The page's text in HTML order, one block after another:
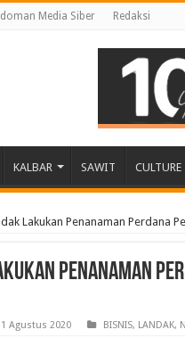
Media Siber Redaksi
KALBAR SAWIT CULTURE
Lakukan Penanaman Perdana
Penanaman
Agustus 2020 BISNIS, LANDAK,